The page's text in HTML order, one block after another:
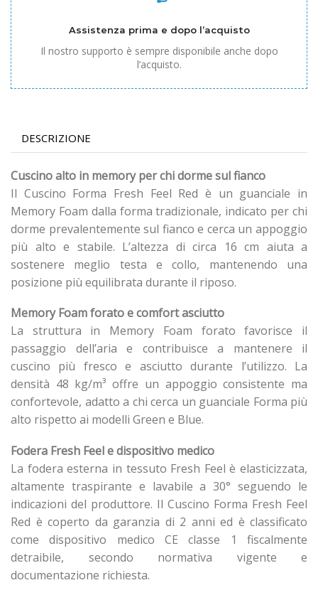
Assistenza prima e dopo l’acquisto
Il nostro supporto è sempre disponibile anche dopo
l’acquisto.
DESCRIZIONE
Cuscino alto in memory per chi dorme sul fianco
Il Cuscino Forma Fresh Feel Red è un guanciale in
Memory Foam dalla forma tradizionale, indicato per chi
dorme prevalentemente sul fianco e cerca un appoggio
più alto e stabile. L’altezza di circa 16 cm aiuta a
sostenere meglio testa e collo, mantenendo una
posizione più equilibrata durante il riposo.
Memory Foam forato e comfort asciutto
La struttura in Memory Foam forato favorisce il
passaggio dell’aria e contribuisce a mantenere il
cuscino più fresco e asciutto durante l’utilizzo. La
densità 48 kg/m³ offre un appoggio consistente ma
confortevole, adatto a chi cerca un guanciale Forma più
alto rispetto ai modelli Green e Blue.
Fodera Fresh Feel e dispositivo medico
La fodera esterna in tessuto Fresh Feel è elasticizzata,
altamente traspirante e lavabile a 30° seguendo le
indicazioni del produttore. Il Cuscino Forma Fresh Feel
Red è coperto da garanzia di 2 anni ed è classificato
come dispositivo medico CE classe 1 fiscalmente
detraibile, secondo normativa vigente e
documentazione richiesta.